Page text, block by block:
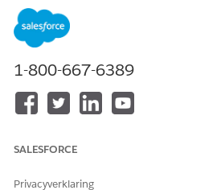
Beschikbaar in: Lightning Experience
Edition met Agentforce IT Service.
Servicecatalogusitems
sjablonen om aan uw verzoek te
soortgelijke toepassingen en
1-800-667-6389
SALESFORCE
Privacyverklaring